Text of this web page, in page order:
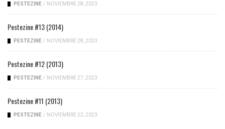
PESTEZINE / NOVIEMBRE 28, 2023
Pestezine #13 (2014)
PESTEZINE / NOVIEMBRE 28, 2023
Pestezine #12 (2013)
PESTEZINE / NOVIEMBRE 27, 2023
Pestezine #11 (2013)
PESTEZINE / NOVIEMBRE 22, 2023